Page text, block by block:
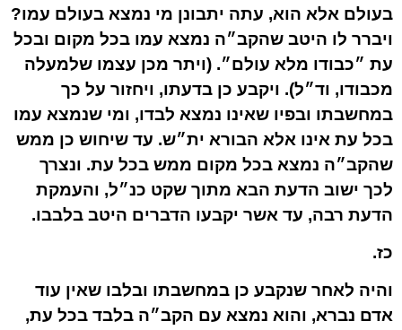
בעולם אלא הוא, עתה יתבונן מי נמצא בעולם עמו?
ויברר לו היטב שהקב״ה נמצא עמו בכל מקום ובכל
עת ״כבודו מלא עולם״. (ויתר מכן עצמו שלמעלה
מכבודו, וד״ל). ויקבע כן בדעתו, ויחזור על כך
במחשבתו ובפיו שאינו נמצא לבדו, ומי שנמצא עמו
בכל עת אינו אלא הבורא ית״ש. עד שיחוש כן ממש
שהקב״ה נמצא בכל מקום ממש בכל עת. ונצרך
לכך ישוב הדעת הבא מתוך שקט כנ״ל, והעמקת
הדעת רבה, עד אשר יקבעו הדברים היטב בלבבו.
כז.
והיה לאחר שנקבע כן במחשבתו ובלבו שאין עוד
אדם נברא, והוא נמצא עם הקב״ה בלבד בכל עת,